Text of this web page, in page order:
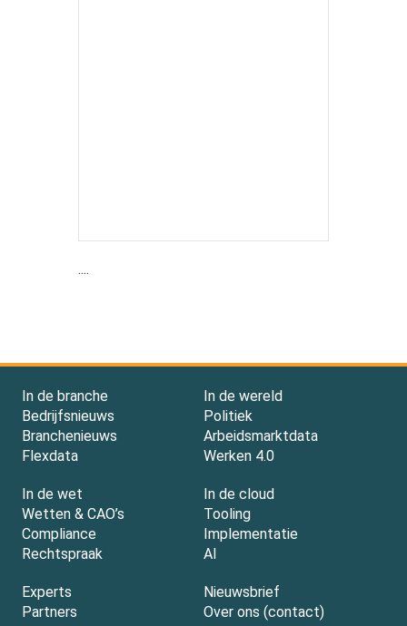
....
In de branche
Bedrijfsnieuws
Branchenieuws
Flexdata
In de wereld
Politiek
Arbeidsmarktdata
Werken 4.0
In de wet
Wetten & CAO’s
Compliance
Rechtspraak
In de cloud
Tooling
Implementatie
AI
Experts
Partners
Nieuwsbrief
Over ons (contact)